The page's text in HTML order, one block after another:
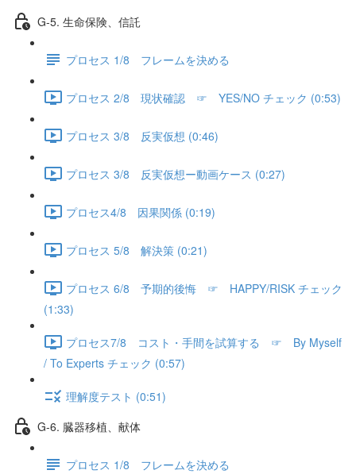
G-5. 生命保険、信託
プロセス 1/8 フレームを決める
プロセス 2/8 現状確認 ☞ YES/NO チェック (0:53)
プロセス 3/8 反実仮想 (0:46)
プロセス 3/8 反実仮想ー動画ケース (0:27)
プロセス4/8 因果関係 (0:19)
プロセス 5/8 解決策 (0:21)
プロセス 6/8 予期的後悔 ☞ HAPPY/RISK チェック
(1:33)
プロセス7/8 コスト・手間を試算する ☞ By Myself
/ To Experts チェック (0:57)
理解度テスト (0:51)
G-6. 臓器移植、献体
プロセス 1/8 フレームを決める